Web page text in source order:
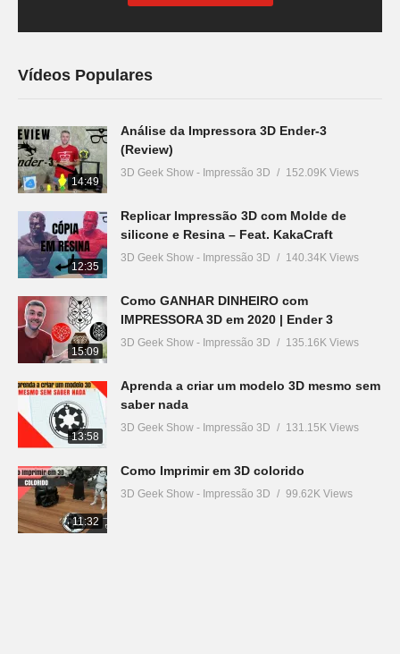
Vídeos Populares
14:49
Análise da Impressora 3D Ender-3
(Review)
3D Geek Show - Impressão 3D 152.09K Views
12:35
Replicar Impressão 3D com Molde de
silicone e Resina – Feat. KakaCraft
3D Geek Show - Impressão 3D 140.34K Views
15:09
Como GANHAR DINHEIRO com
IMPRESSORA 3D em 2020 | Ender 3
3D Geek Show - Impressão 3D 135.16K Views
13:58
Aprenda a criar um modelo 3D mesmo sem
saber nada
3D Geek Show - Impressão 3D 131.15K Views
11:32
Como Imprimir em 3D colorido
3D Geek Show - Impressão 3D 99.62K Views